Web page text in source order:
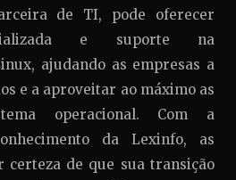
de TI, pode oferecer
e suporte na
ajudando as empresas a
e a aproveitar ao máximo as
operacional. Com a
da Lexinfo, as
certeza de que sua transição